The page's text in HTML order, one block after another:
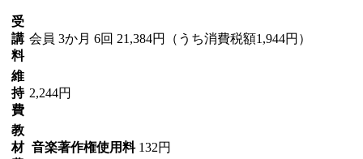
受
講
料
会員 3か月 6回 21,384円（うち消費税額1,944円）
維
持
費
2,244円
教
材 音楽著作権使用料 132円